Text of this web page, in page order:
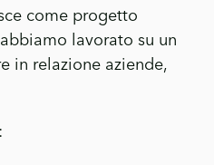
come progetto
lavorato su un
in relazione aziende,